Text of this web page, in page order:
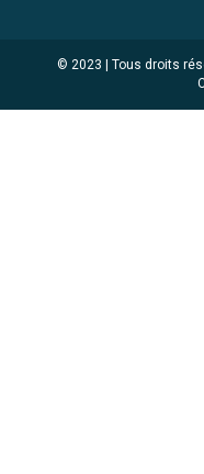
© 2023 | Tous droits